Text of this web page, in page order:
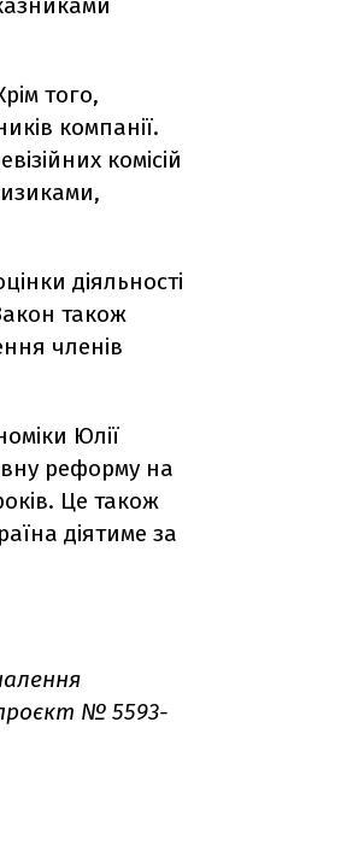
того,
компанії.
комісій
діяльності
також
членів
Юлії
реформу на
Це також
діятиме за
№ 5593-